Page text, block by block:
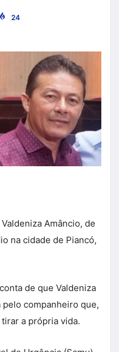
24
Amâncio, de
na cidade de Piancó,
de que Valdeniza
companheiro que,
a própria vida.